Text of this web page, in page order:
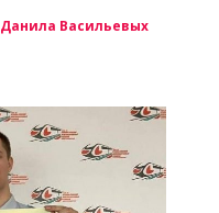
Данила Васильевых